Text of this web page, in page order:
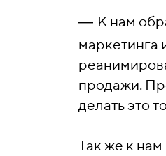
― К нам
маркетинга
продажи.
делать это
Так же к нам